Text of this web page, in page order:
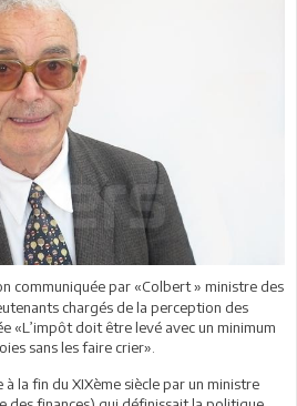
communiquée par «Colbert » ministre des
chargés de la perception des
«L’impôt doit être levé avec un minimum
sans les faire crier».
la fin du XIXème siècle par un ministre